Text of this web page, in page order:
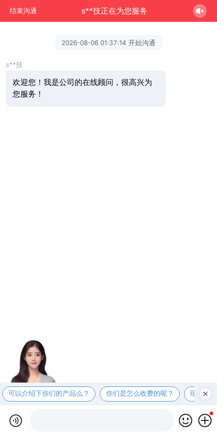
结束沟通 s**技正在为您服务
2026-08-06 01:37:14 开始沟通
s**技
欢迎您！我是公司的在线顾问，很高兴为
您服务！
可以介绍下你们的产品么？ 你们是怎么收费的呢？ 现在有